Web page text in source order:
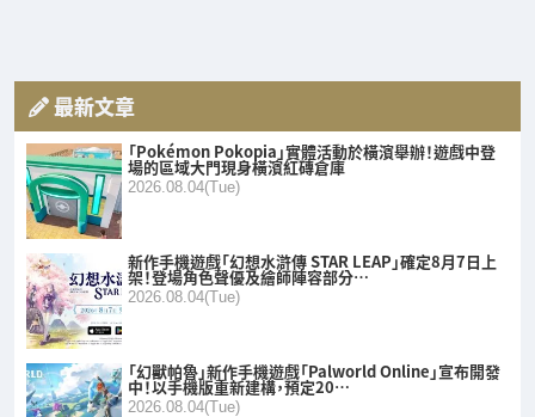
最新文章
「Pokémon Pokopia」實體活動於橫濱舉辦！遊戲中登
場的區域大門現身橫濱紅磚倉庫
2026.08.04(Tue)
新作手機遊戲「幻想水滸傳 STAR LEAP」確定8月7日上
架！登場角色聲優及繪師陣容部分…
2026.08.04(Tue)
「幻獸帕魯」新作手機遊戲「Palworld Online」宣布開發
中！以手機版重新建構，預定20…
2026.08.04(Tue)